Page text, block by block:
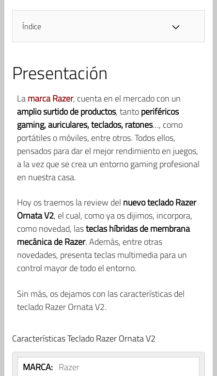
Índice
Presentación
Lamarca Razer, cuenta en el mercado con un
amplio surtido de productos, tantoperiféricos
gaming, auriculares, teclados, ratones…, como
portátiles o móviles, entre otros. Todos ellos,
pensados para dar el mejor rendimiento en juegos,
a la vez que se crea un entorno gaming profesional
en nuestra casa.
Hoy os traemos la review del nuevo teclado Razer
Ornata V2, el cual, como ya os dijimos, incorpora,
como novedad, lasteclas híbridas de membrana
mecánica de Razer. Además, entre otras
novedades, presenta teclas multimedia para un
control mayor de todo el entorno.
Sin más, os dejamos con las características del
teclado Razer Ornata V2.
Características Teclado Razer Ornata V2
MARCA: Razer